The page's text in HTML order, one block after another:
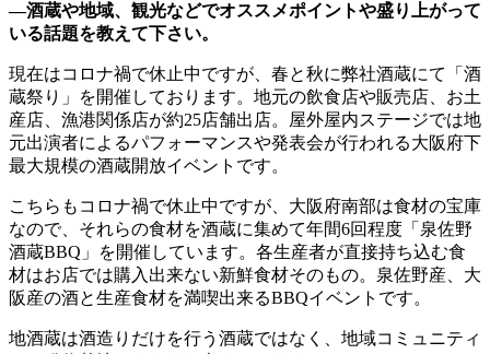
―酒蔵や地域、観光などでオススメポイントや盛り上がって
いる話題を教えて下さい。
現在はコロナ禍で休止中ですが、春と秋に弊社酒蔵にて「酒
蔵祭り」を開催しております。地元の飲食店や販売店、お土
産店、漁港関係店が約25店舗出店。屋外屋内ステージでは地
元出演者によるパフォーマンスや発表会が行われる大阪府下
最大規模の酒蔵開放イベントです。
こちらもコロナ禍で休止中ですが、大阪府南部は食材の宝庫
なので、それらの食材を酒蔵に集めて年間6回程度「泉佐野
酒蔵BBQ」を開催しています。各生産者が直接持ち込む食
材はお店では購入出来ない新鮮食材そのもの。泉佐野産、大
阪産の酒と生産食材を満喫出来るBBQイベントです。
地酒蔵は酒造りだけを行う酒蔵ではなく、地域コミュニティ